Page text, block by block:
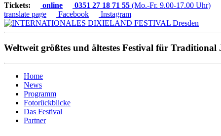
Tickets:
online 0351 27 18 71 55 (Mo.-Fr. 9.00-17.00 Uhr)
translate page
Facebook Instagram
Weltweit größtes und ältestes Festival für Traditional
Home
News
Programm
Fotorückblicke
Das Festival
Partner